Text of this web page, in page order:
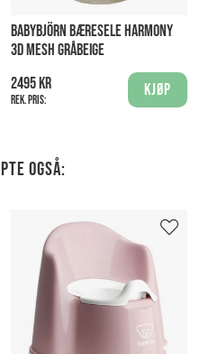
BABYBJÖRN BÆRESELE HARMONY
3D MESH GRÅBEIGE
2495 kr
Rek. pris:
Kjøp
også: